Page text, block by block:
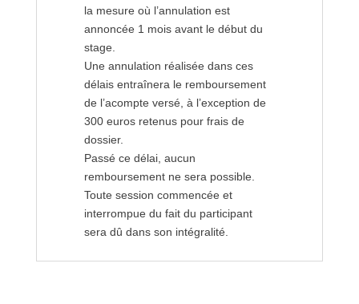
la mesure où l’annulation est
annoncée 1 mois avant le début du
stage.
Une annulation réalisée dans ces
délais entraînera le remboursement
de l’acompte versé, à l’exception de
300 euros retenus pour frais de
dossier.
Passé ce délai, aucun
remboursement ne sera possible.
Toute session commencée et
interrompue du fait du participant
sera dû dans son intégralité.